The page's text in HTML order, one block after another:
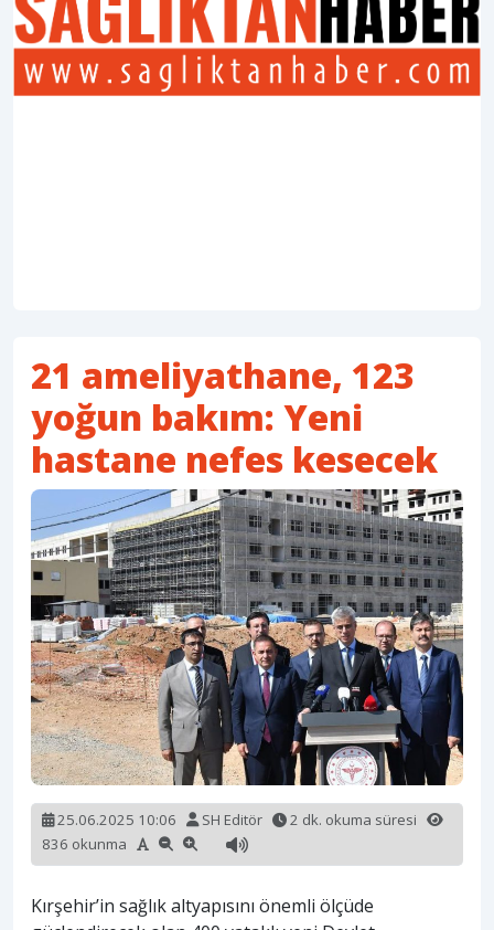
21 ameliyathane, 123
yoğun bakım: Yeni
hastane nefes kesecek
25.06.2025 10:06 SH Editör
2 dk. okuma süresi
836 okunma
Kırşehir’in sağlık altyapısını önemli ölçüde